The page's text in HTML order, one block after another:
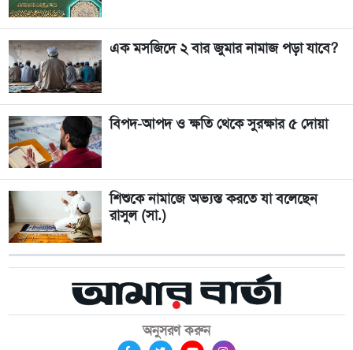
এক মসজিদে ২ বার জুমার নামাজ পড়া যাবে?
বিপদ-আপদ ও ক্ষতি থেকে সুরক্ষার ৫ দোয়া
শিশুকে নামাজে অভ্যস্ত করতে যা বলেছেন
রাসুল (সা.)
অনুসরণ করুন